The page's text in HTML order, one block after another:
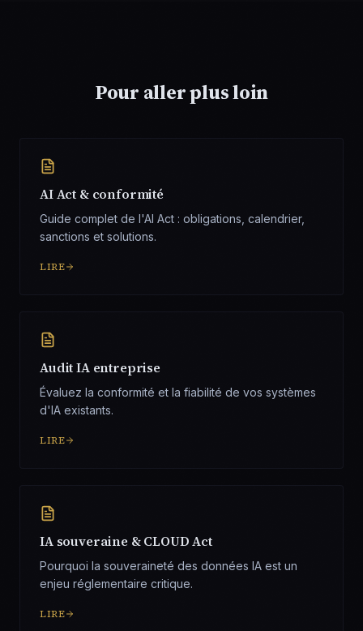
Pour aller plus loin
AI Act & conformité
Guide complet de l'AI Act : obligations, calendrier,
sanctions et solutions.
LIRE
Audit IA entreprise
Évaluez la conformité et la fiabilité de vos systèmes
d'IA existants.
LIRE
IA souveraine & CLOUD Act
Pourquoi la souveraineté des données IA est un
enjeu réglementaire critique.
LIRE